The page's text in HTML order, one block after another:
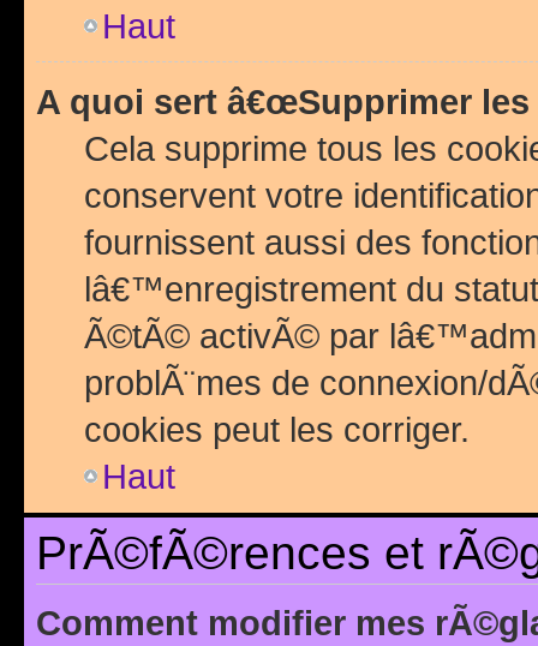
Haut
A quoi sert â€œSupprimer les
Cela supprime tous les
conservent votre
fournissent aussi des
lâ€™enregistrement du
Ã©tÃ© activÃ© par
problÃ¨mes de connexion/
cookies peut les corriger.
Haut
PrÃ©fÃ©rences et
Comment modifier mes